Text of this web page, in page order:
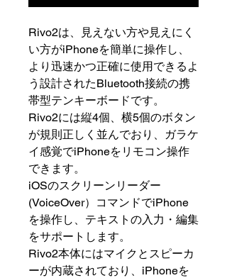
Rivo2は、見えない方や見えにく
い方がiPhoneを簡単に操作し、
より迅速かつ正確に使用できるよ
う設計されたBluetooth接続の携
帯型テンキーボードです。
Rivo2には縦4個、横5個のボタン
が規則正しく並んでおり、ガラケ
イ感覚でiPhoneをリモコン操作
できます。
iOSのスクリーンリーダー
(VoiceOver）コマンドでiPhone
を操作し、テキストの入力・編集
をサポートします。
Rivo2本体にはマイクとスピーカ
ーが内蔵されており、iPhoneを